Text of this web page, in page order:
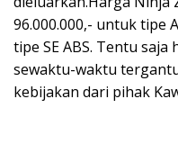
96.000.000,- untuk tipe
tipe SE ABS. Tentu
sewaktu-waktu
kebijakan dari pihak